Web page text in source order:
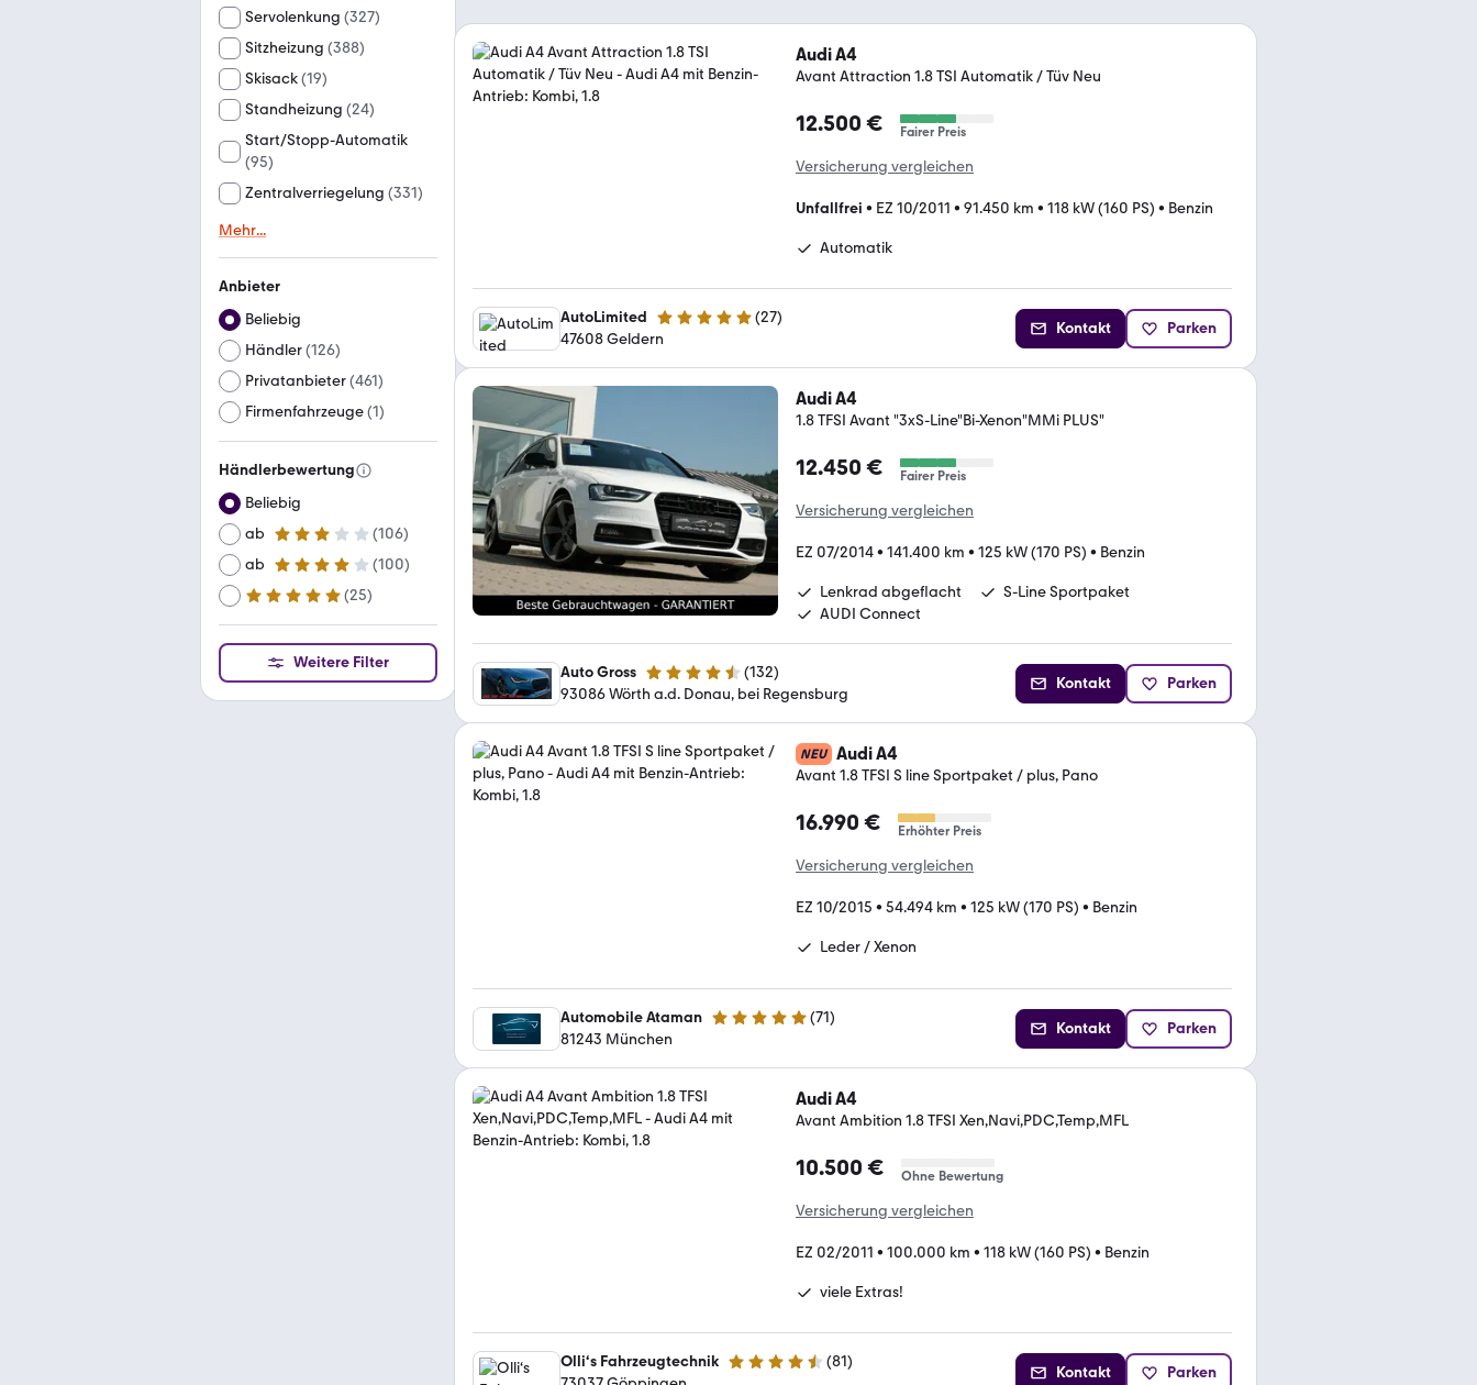
Servolenkung (327)
Sitzheizung (388)
Skisack(19)
Standheizung (24)
Start/Stopp-Automatik
(95)
Zentralverriegelung (331)
Mehr...
Anbieter
Beliebig
Händler(126)
Privatanbieter(461)
Firmenfahrzeuge(1)
Händlerbewertung
Beliebig
ab
3 Sterne (106)
ab
4 Sterne (100)
ab
5 Sterne (25)
Weitere Filter
Audi A4
Avant Attraction 1.8 TSI Automatik / Tüv Neu
12.500 € Fairer Preis
Versicherung vergleichen
Unfallfrei • EZ 10/2011 • 91.450 km • 118 kW (160 PS) • Benzin
Automatik
AutoLimited 5 Sterne (27)
47608 Geldern
Kontakt Parken
Audi A4
1.8 TFSI Avant "3xS-Line"Bi-Xenon"MMi PLUS"
12.450 € Fairer Preis
Versicherung vergleichen
EZ 07/2014• 141.400 km • 125 kW (170 PS) • Benzin
Lenkrad abgeflacht
S-Line Sportpaket
AUDI Connect
Auto Gross 4.6 Sterne (132)
93086 Wörth a.d. Donau, bei Regensburg
Kontakt Parken
NEU Audi A4
Avant 1.8 TFSI S line Sportpaket / plus, Pano
16.990 € Erhöhter Preis
Versicherung vergleichen
EZ 10/2015 • 54.494 km • 125 kW (170 PS) • Benzin
Leder / Xenon
Automobile Ataman 4.9 Sterne (71)
81243 München
Kontakt Parken
Audi A4
Avant Ambition 1.8 TFSI Xen,Navi,PDC,Temp,MFL
10.500 € Ohne Bewertung
Versicherung vergleichen
EZ 02/2011 • 100.000 km • 118 kW (160 PS) • Benzin
viele Extras!
Olli‘s Fahrzeugtechnik 4.6 Sterne (81)
Kontakt Parken